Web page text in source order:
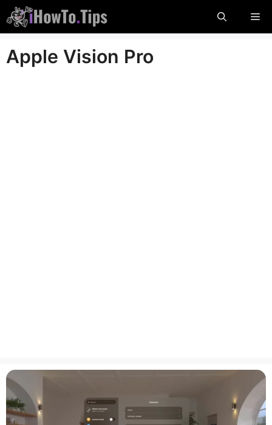
Preskočiť
na
obsah
Apple Vision Pro